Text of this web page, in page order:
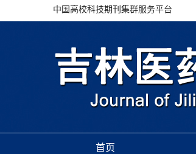
中国高校科技期刊集群服务平台
首页